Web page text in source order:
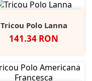
Tricou Polo Lanna
Pret
141.34 RON